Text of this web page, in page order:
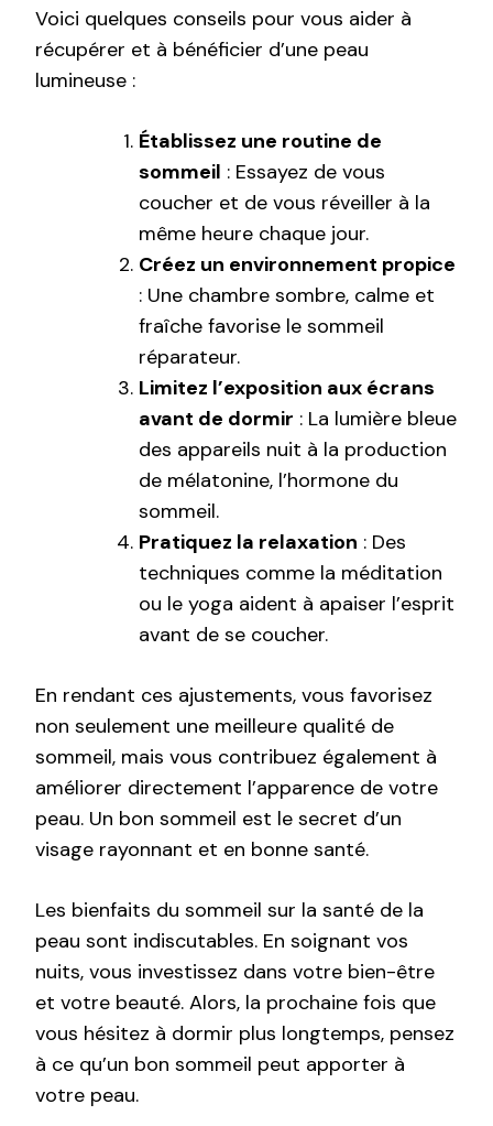
Voici quelques conseils pour vous aider à
récupérer et à bénéficier d’une peau
lumineuse :
Établissez une routine de
sommeil : Essayez de vous
coucher et de vous réveiller à la
même heure chaque jour.
Créez un environnement propice
: Une chambre sombre, calme et
fraîche favorise le sommeil
réparateur.
Limitez l’exposition aux écrans
avant de dormir : La lumière bleue
des appareils nuit à la production
de mélatonine, l’hormone du
sommeil.
Pratiquez la relaxation : Des
techniques comme la méditation
ou le yoga aident à apaiser l’esprit
avant de se coucher.
En rendant ces ajustements, vous favorisez
non seulement une meilleure qualité de
sommeil, mais vous contribuez également à
améliorer directement l’apparence de votre
peau. Un bon sommeil est le secret d’un
visage rayonnant et en bonne santé.
Les bienfaits du sommeil sur la santé de la
peau sont indiscutables. En soignant vos
nuits, vous investissez dans votre bien-être
et votre beauté. Alors, la prochaine fois que
vous hésitez à dormir plus longtemps, pensez
à ce qu’un bon sommeil peut apporter à
votre peau.